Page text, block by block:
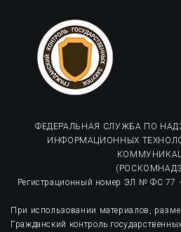
ФЕДЕРАЛЬНАЯ СЛУЖБА ПО
ИНФОРМАЦИОННЫХ
Регистрационный номер ЭЛ № ФС 77
При использовании материалов,
Гражданский контроль